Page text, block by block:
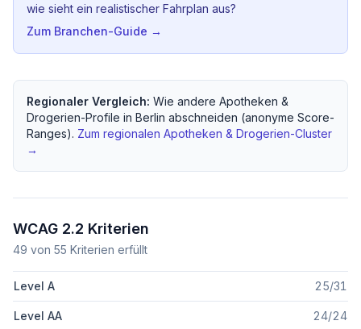
wie sieht ein realistischer Fahrplan aus?
Zum Branchen-Guide →
Regionaler Vergleich: Wie andere Apotheken &
Drogerien-Profile in Berlin abschneiden (anonyme Score-
Ranges). Zum regionalen Apotheken & Drogerien-Cluster
→
WCAG 2.2 Kriterien
49 von 55 Kriterien erfüllt
Level A 25/31
Level AA 24/24